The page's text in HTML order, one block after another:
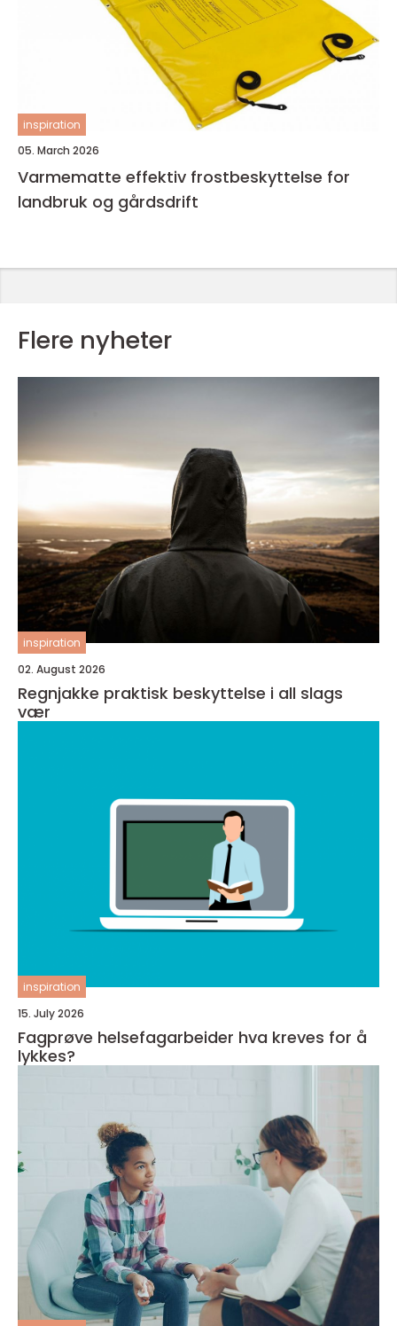
inspiration
05. March 2026
Varmematte effektiv frostbeskyttelse for
landbruk og gårdsdrift
Flere nyheter
inspiration
02. August 2026
Regnjakke praktisk beskyttelse i all slags
vær
inspiration
15. July 2026
Fagprøve helsefagarbeider hva kreves for å
lykkes?